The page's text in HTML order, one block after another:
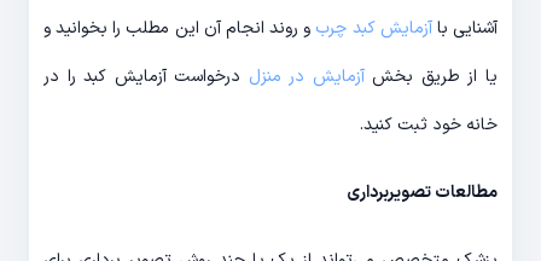
آشنایی باآزمایش کبد چرب و روند انجام آن این مطلب را بخوانید و
یا از طریق بخشآزمایش در منزل درخواست آزمایش کبد را در
خانه خود ثبت کنید.
مطالعات تصویربرداری